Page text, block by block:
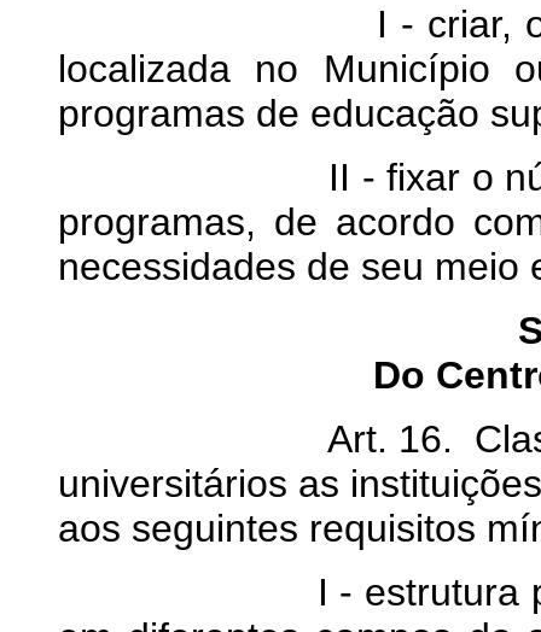
I - criar, organizar
localizada no Município
programas de educação
II - fixar o número
programas, de acordo
necessidades de seu meio
Do
Art. 16.
universitários as
aos seguintes requisitos
I - estrutura